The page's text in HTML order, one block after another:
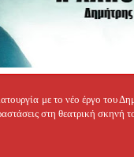
με το νέο έργο του
στη θεατρική σκηνή